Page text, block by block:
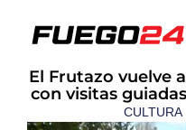
​El Frutazo vuelve
con visitas
CULTURA